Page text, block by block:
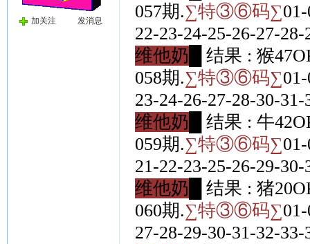
加关注 发消息
057期.∑特③⑥码∑
22-23-24-25-26-27-
维他奶█
结果 : 猴
058期.∑特③⑥码∑
23-24-26-27-28-30-
维他奶█
结果 : 牛
059期.∑特③⑥码∑
21-22-23-25-26-29-
维他奶█
结果 : 猪
060期.∑特③⑥码∑
27-28-29-30-31-32-